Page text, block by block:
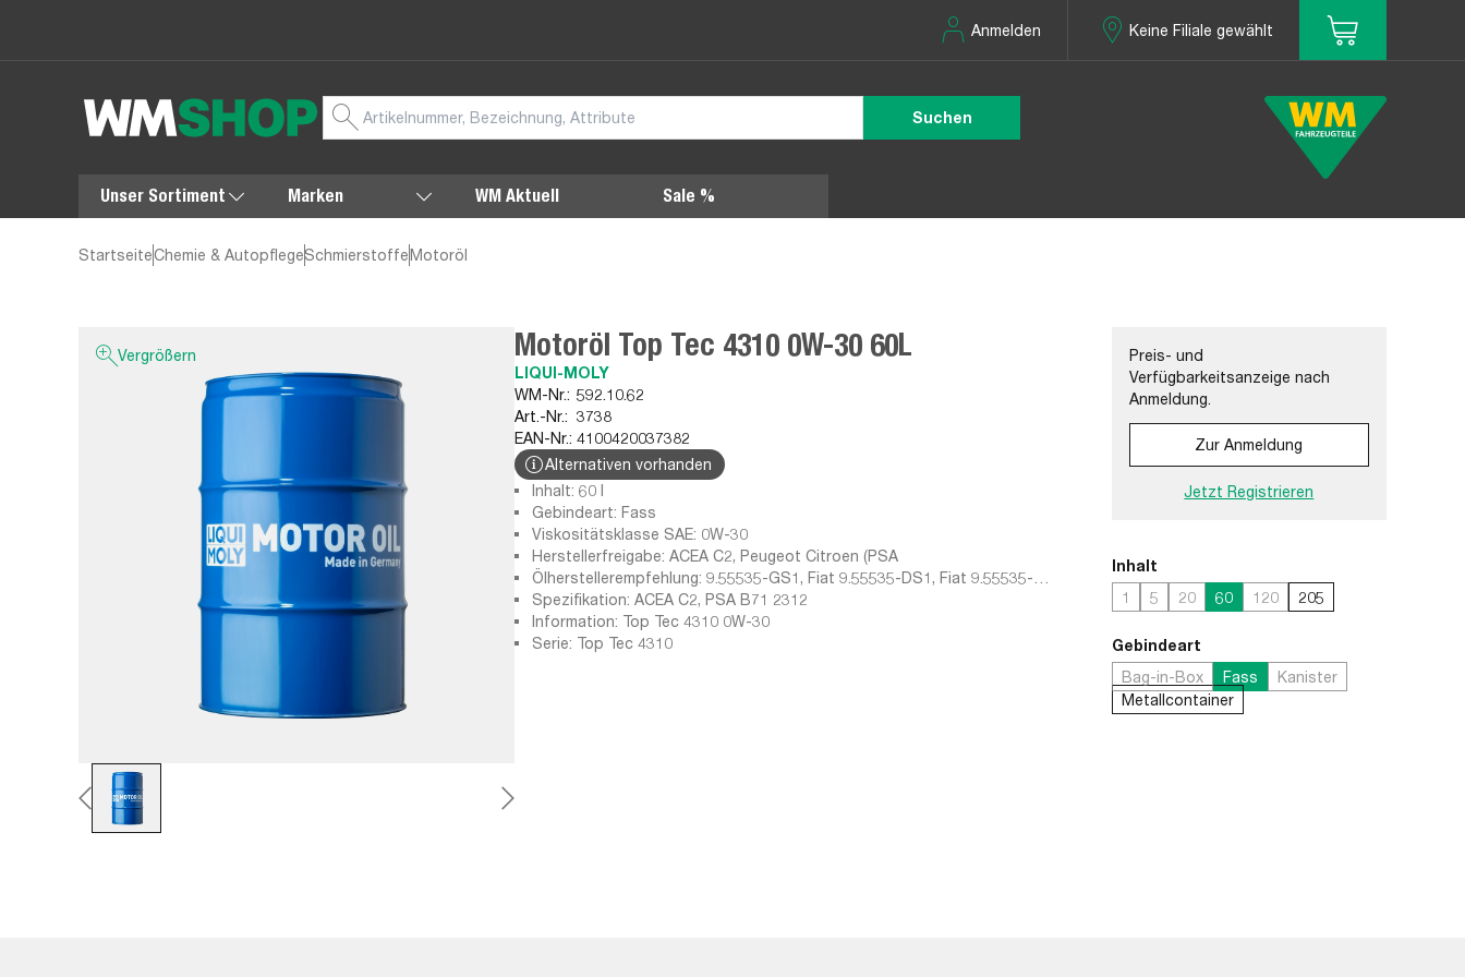
Anmelden Keine Filiale gewählt
Suchen
Unser Sortiment Marken WM Aktuell Sale %
StartseiteChemie & AutopflegeSchmierstoffeMotoröl
Vergrößern Motoröl Top Tec 4310 0W-30 60L
LIQUI-MOLY
WM-Nr.: 592.10.62
Art.-Nr.: 3738
EAN-Nr.: 4100420037382
Alternativen vorhanden
Inhalt: 60 l
Gebindeart: Fass
Viskositätsklasse SAE: 0W-30
Herstellerfreigabe: ACEA C2, Peugeot Citroen (PSA
Ölherstellerempfehlung: 9.55535-GS1, Fiat 9.55535-DS1, Fiat 9.55535-
GS1
Spezifikation: ACEA C2, PSA B71 2312
Information: Top Tec 4310 0W-30
Serie: Top Tec 4310
Preis- und
Verfügbarkeitsanzeige nach
Anmeldung.
Zur Anmeldung
Jetzt Registrieren
Inhalt
1
5 20 60 120 205
Gebindeart
Bag-in-Box
Fass
Kanister
Metallcontainer